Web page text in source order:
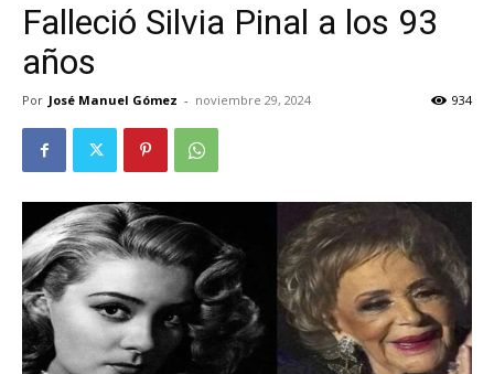
Falleció Silvia Pinal a los 93
años
Por José Manuel Gómez - noviembre 29, 2024 934